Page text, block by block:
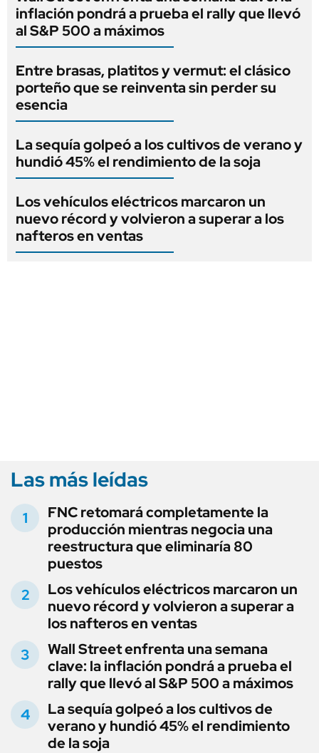
inflación pondrá a prueba el rally que llevó
al S&P 500 a máximos
Entre brasas, platitos y vermut: el clásico
porteño que se reinventa sin perder su
esencia
La sequía golpeó a los cultivos de verano y
hundió 45% el rendimiento de la soja
Los vehículos eléctricos marcaron un
nuevo récord y volvieron a superar a los
nafteros en ventas
Las más leídas
FNC retomará completamente la
producción mientras negocia una
reestructura que eliminaría 80
puestos
Los vehículos eléctricos marcaron un
nuevo récord y volvieron a superar a
los nafteros en ventas
Wall Street enfrenta una semana
clave: la inflación pondrá a prueba el
rally que llevó al S&P 500 a máximos
La sequía golpeó a los cultivos de
verano y hundió 45% el rendimiento
de la soja